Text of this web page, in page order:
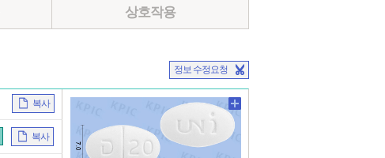
상호작용
정보 수정요청
복사
복사